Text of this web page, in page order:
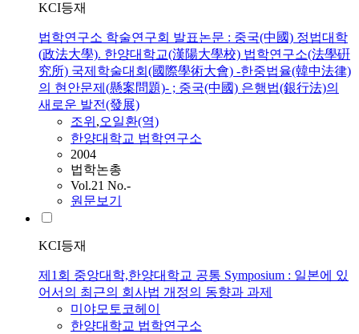
KCI등재
법학연구소 학술연구회 발표논문 : 중국(中國) 정법대학
(政法大學). 한양대학교(漢陽大學校) 법학연구소(法學硏
究所) 국제학술대회(國際學術大會) -한중법율(韓中法律)
의 현안문제(懸案問題)- ; 중국(中國) 은행법(銀行法)의
새로운 발전(發展)
조위 ,오일환(역)
한양대학교 법학연구소
2004
법학논총
Vol.21 No.-
원문보기
KCI등재
제1회 중앙대학,한양대학교 공통 Symposium : 일본에 있
어서의 최근의 회사법 개정의 동향과 과제
미야모토코헤이
한양대학교 법학연구소